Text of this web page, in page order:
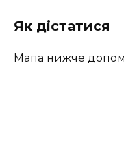
Як дістатися
Мапа нижче